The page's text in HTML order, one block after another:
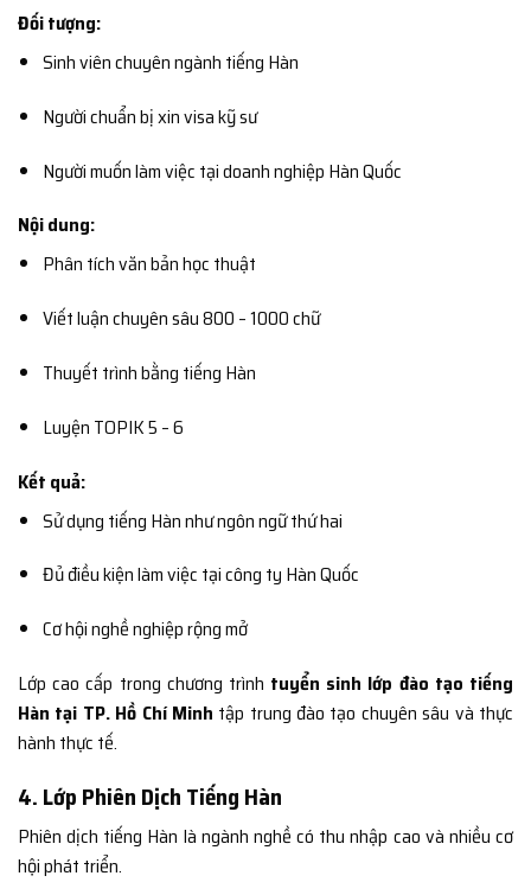
Đối tượng:
Sinh viên chuyên ngành tiếng Hàn
Người chuẩn bị xin visa kỹ sư
Người muốn làm việc tại doanh nghiệp Hàn Quốc
Nội dung:
Phân tích văn bản học thuật
Viết luận chuyên sâu 800 – 1000 chữ
Thuyết trình bằng tiếng Hàn
Luyện TOPIK 5 – 6
Kết quả:
Sử dụng tiếng Hàn như ngôn ngữ thứ hai
Đủ điều kiện làm việc tại công ty Hàn Quốc
Cơ hội nghề nghiệp rộng mở
Lớp cao cấp trong chương trình tuyển sinh lớp đào tạo tiếng
Hàn tại TP. Hồ Chí Minh tập trung đào tạo chuyên sâu và thực
hành thực tế.
4. Lớp Phiên Dịch Tiếng Hàn
Phiên dịch tiếng Hàn là ngành nghề có thu nhập cao và nhiều cơ
hội phát triển.